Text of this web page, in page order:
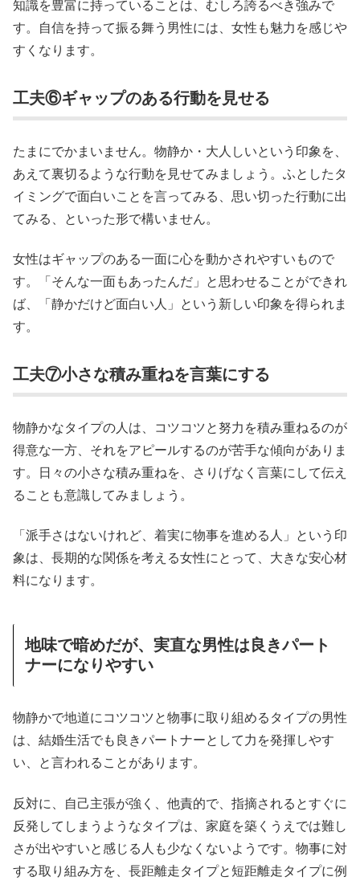
知識を豊富に持っていることは、むしろ誇るべき強みで
す。自信を持って振る舞う男性には、女性も魅力を感じや
すくなります。
工夫⑥ギャップのある行動を見せる
たまにでかまいません。物静か・大人しいという印象を、
あえて裏切るような行動を見せてみましょう。ふとしたタ
イミングで面白いことを言ってみる、思い切った行動に出
てみる、といった形で構いません。
女性はギャップのある一面に心を動かされやすいもので
す。「そんな一面もあったんだ」と思わせることができれ
ば、「静かだけど面白い人」という新しい印象を得られま
す。
工夫⑦小さな積み重ねを言葉にする
物静かなタイプの人は、コツコツと努力を積み重ねるのが
得意な一方、それをアピールするのが苦手な傾向がありま
す。日々の小さな積み重ねを、さりげなく言葉にして伝え
ることも意識してみましょう。
「派手さはないけれど、着実に物事を進める人」という印
象は、長期的な関係を考える女性にとって、大きな安心材
料になります。
地味で暗めだが、実直な男性は良きパート
ナーになりやすい
物静かで地道にコツコツと物事に取り組めるタイプの男性
は、結婚生活でも良きパートナーとして力を発揮しやす
い、と言われることがあります。
反対に、自己主張が強く、他責的で、指摘されるとすぐに
反発してしまうようなタイプは、家庭を築くうえでは難し
さが出やすいと感じる人も少なくないようです。物事に対
する取り組み方を、長距離走タイプと短距離走タイプに例